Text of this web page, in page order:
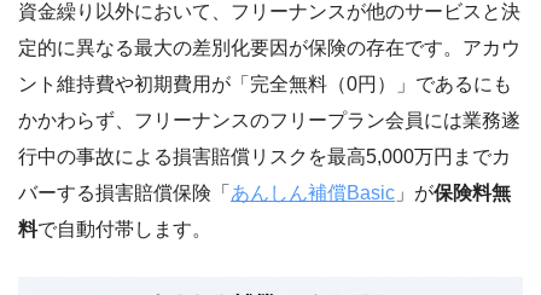
資金繰り以外において、フリーナンスが他のサービスと決
定的に異なる最大の差別化要因が保険の存在です。アカウ
ント維持費や初期費用が「完全無料（0円）」であるにも
かかわらず、フリーナンスのフリープラン会員には業務遂
行中の事故による損害賠償リスクを最高5,000万円までカ
バーする損害賠償保険「 あんしん補償Basic 」が保険料無
料で自動付帯します。